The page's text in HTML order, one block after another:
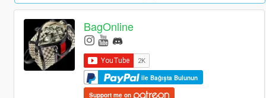
BagOnline
ile Bağışta Bulunun
Support me on